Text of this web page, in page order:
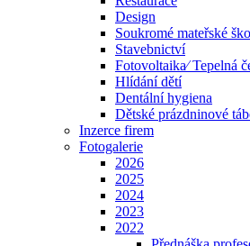
Design
Soukromé mateřské
Stavebnictví
Fotovoltaika⁄ Tepelná
Hlídání dětí
Dentální hygiena
Dětské prázdninové
Inzerce firem
Fotogalerie
2026
2025
2024
2023
2022